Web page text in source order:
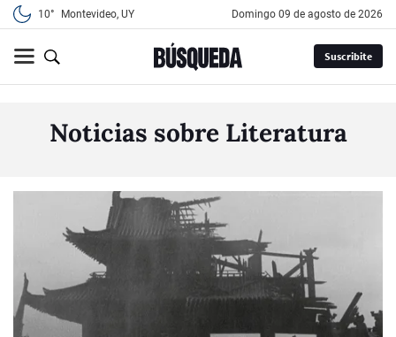
10° Montevideo, UY domingo 09 de agosto de 2026
Suscribite
Noticias sobre Literatura